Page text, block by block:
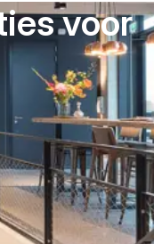
voor